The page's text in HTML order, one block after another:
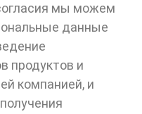
мы можем
данные
продуктов и
компанией, и